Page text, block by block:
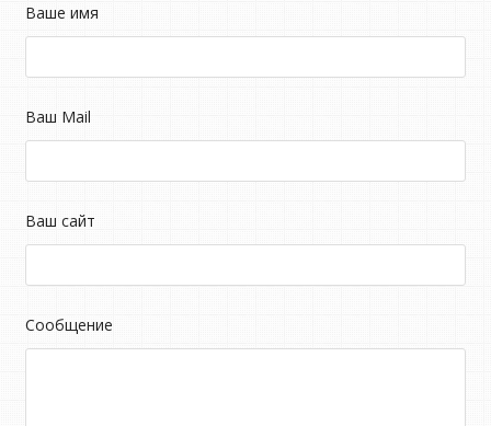
Ваше имя
Ваш Mail
Ваш сайт
Сообщение